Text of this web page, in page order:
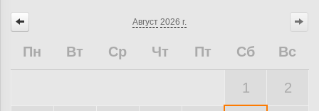
Август 2026 г.
Пн Вт Ср Чт Пт Сб Вс
1 2